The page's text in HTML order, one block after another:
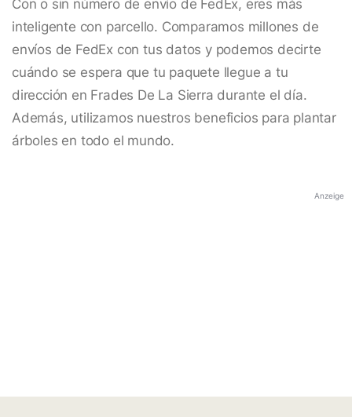
Con o sin número de envío de FedEx, eres más
inteligente con parcello. Comparamos millones de
envíos de FedEx con tus datos y podemos decirte
cuándo se espera que tu paquete llegue a tu
dirección en Frades De La Sierra durante el día.
Además, utilizamos nuestros beneficios para plantar
árboles en todo el mundo.
Anzeige